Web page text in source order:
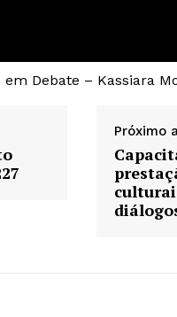
em Debate – Kassiara
Próximo